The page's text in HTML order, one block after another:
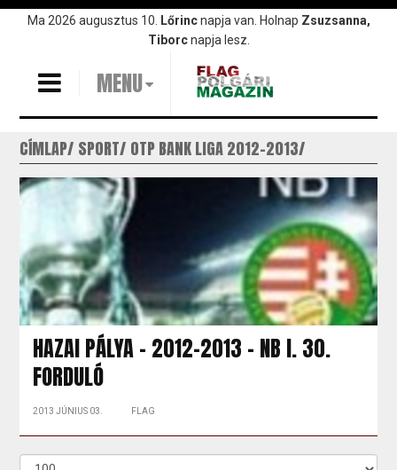
UgrásMa 2026 augusztus 10. Lőrincnapja van. Holnap Zsuzsanna,
Tiborcnapja lesz.
MENU
CÍMLAP SPORT OTP BANK LIGA 2012-2013
HAZAI PÁLYA - 2012-2013 - NB I. 30.
FORDULÓ
2013 JÚNIUS 03. FLAG